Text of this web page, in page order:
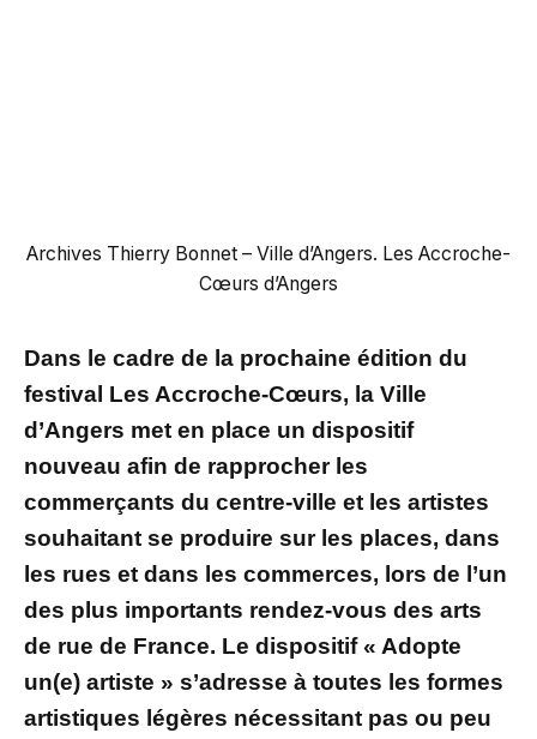
Archives Thierry Bonnet – Ville d’Angers. Les Accroche-
Cœurs d’Angers
Dans le cadre de la prochaine édition du
festival Les Accroche-Cœurs, la Ville
d’Angers met en place un dispositif
nouveau afin de rapprocher les
commerçants du centre-ville et les artistes
souhaitant se produire sur les places, dans
les rues et dans les commerces, lors de l’un
des plus importants rendez-vous des arts
de rue de France. Le dispositif « Adopte
un(e) artiste » s’adresse à toutes les formes
artistiques légères nécessitant pas ou peu